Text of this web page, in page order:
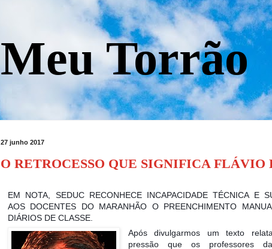
Meu Torrão
27 junho 2017
O RETROCESSO QUE SIGNIFICA FLÁVIO
EM NOTA, SEDUC RECONHECE INCAPACIDADE TÉCNICA E
AOS DOCENTES DO MARANHÃO O PREENCHIMENTO
DIÁRIOS DE CLASSE.
Após divulgarmos um texto
pressão que os professores